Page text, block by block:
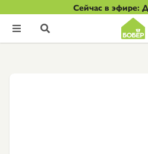
Сейчас в эфире:
 